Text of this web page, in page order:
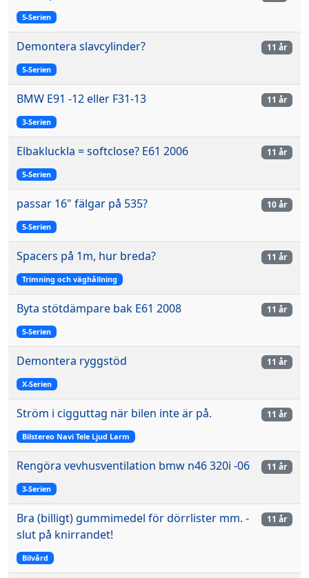
5-Serien
Demontera slavcylinder?
5-Serien
11 år
BMW E91 -12 eller F31-13
3-Serien
11 år
Elbakluckla = softclose? E61 2006
5-Serien
11 år
passar 16" fälgar på 535?
5-Serien
10 år
Spacers på 1m, hur breda?
Trimning och väghållning
11 år
Byta stötdämpare bak E61 2008
5-Serien
11 år
Demontera ryggstöd
X-Serien
11 år
Ström i cigguttag när bilen inte är på.
Bilstereo Navi Tele Ljud Larm
11 år
Rengöra vevhusventilation bmw n46 320i -06
3-Serien
11 år
Bra (billigt) gummimedel för dörrlister mm. -
slut på knirrandet!
Bilvård
11 år